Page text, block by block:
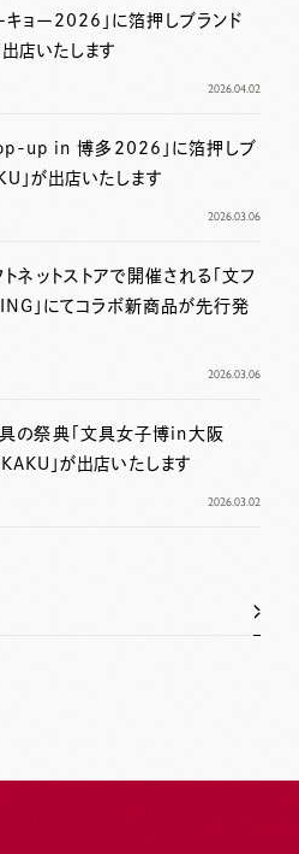
キョー2026」に箔押しブランド
が出店いたします
2026.04.02
up in 博多2026」に箔押しブ
Ｕ」が出店いたします
2026.03.06
ネットストアで開催される「文フ
」にてコラボ新商品が先行発
2026.03.06
の祭典「文具女子博in大阪
」が出店いたします
2026.03.02